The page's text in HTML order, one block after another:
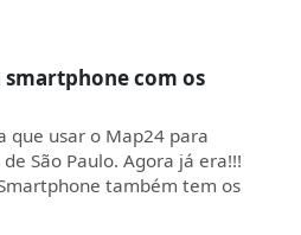
smartphone com os
que usar o Map24 para
São Paulo. Agora já era!!!
também tem os